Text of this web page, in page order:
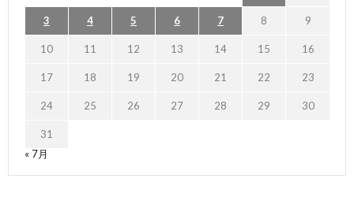
3 4 5 6 7 8 9
10 11 12 13 14 15 16
17 18 19 20 21 22 23
24 25 26 27 28 29 30
31
« 7月